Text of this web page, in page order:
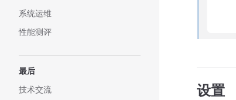
系统运维
性能测评
最后
技术交流
设置